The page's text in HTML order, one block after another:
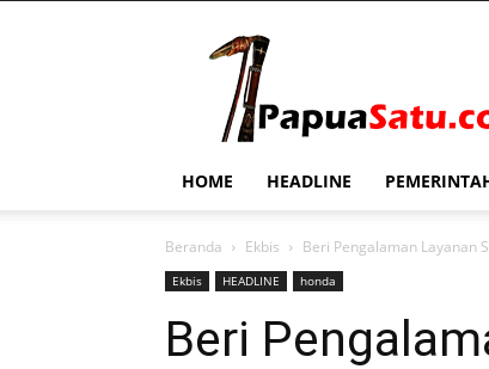
HOME HEADLINE
Beranda Ekbis Beri Pengalaman Layanan
Ekbis HEADLINE honda
Beri